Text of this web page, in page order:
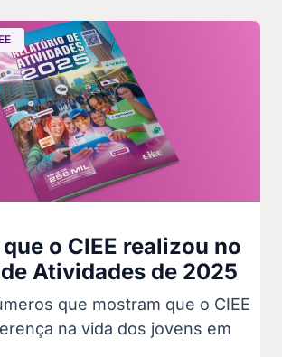
o CIEE realizou no
Atividades de 2025
que mostram que o CIEE
na vida dos jovens em